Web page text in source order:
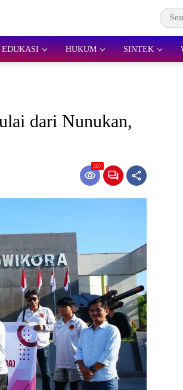
EDUKASI HUKUM SINTEK
dari Nunukan,
307